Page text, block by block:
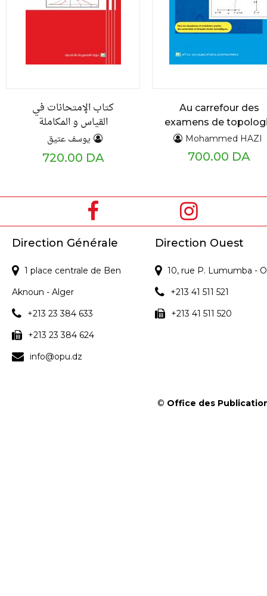
كتاب الإمتحانات في
القياس و المكاملة
يوسف عتيق
720.00 DA
Au carrefour des
examens de
problèmes et
exercices résolus
Mohammed HAZI
700.00 DA
Direction Générale
1 place centrale de Ben
Aknoun - Alger
+213 23 384 633
+213 23 384 624
info@opu.dz
Direction Ouest
10, rue P. Lumumba -
+213 41 511 521
+213 41 511 520
© Office des